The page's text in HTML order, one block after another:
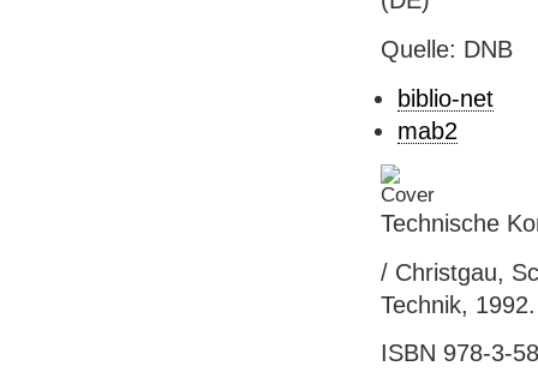
Quelle: DNB
biblio-net
mab2
Technische
/ Christgau,
Technik,
ISBN 978-3-